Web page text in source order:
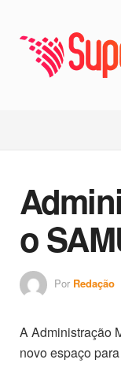
o
Por Redação
A Administração
novo espaço